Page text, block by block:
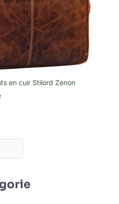
en cuir Stilord Zenon